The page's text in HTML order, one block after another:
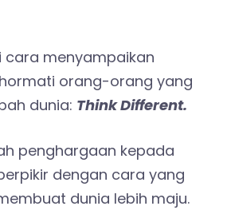
cara menyampaikan
orang-orang yang
dunia: Think Different.
penghargaan kepada
dengan cara yang
dunia lebih maju.